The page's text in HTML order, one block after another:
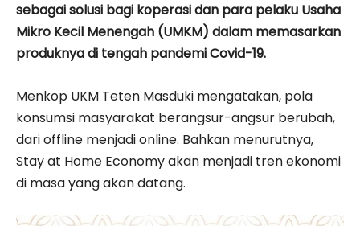
sebagai solusi bagi koperasi dan para pelaku Usaha
Mikro Kecil Menengah (UMKM) dalam memasarkan
produknya di tengah pandemi Covid-19.
Menkop UKM Teten Masduki mengatakan, pola
konsumsi masyarakat berangsur-angsur berubah,
dari offline menjadi online. Bahkan menurutnya,
Stay at Home Economy akan menjadi tren ekonomi
di masa yang akan datang.